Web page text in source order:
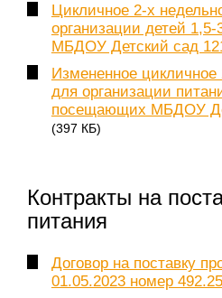
Цикличное 2-х
организации детей
МБДОУ Детский сад
Измененное
для организации
посещающих МБДОУ
(397 КБ)
Контракты на
питания
Договор на поставку
01.05.2023 номер